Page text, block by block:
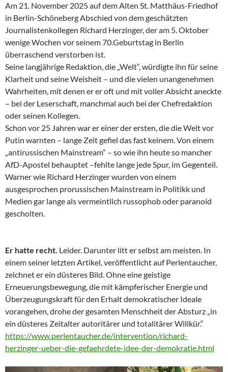
Am 21. November 2025 auf dem Alten St. Matthäus-Friedhof
in Berlin-Schöneberg Abschied von dem geschätzten
Journalistenkollegen Richard Herzinger, der am 5. Oktober
wenige Wochen vor seinem 70.Geburtstag in Berlin
überraschend verstorben ist.
Seine langjährige Redaktion, die „Welt“, würdigte ihn für seine
Klarheit und seine Weisheit – und die vielen unangenehmen
Wahrheiten, mit denen er er oft und mit voller Absicht aneckte
– bei der Leserschaft, manchmal auch bei der Chefredaktion
oder seinen Kollegen.
Schon vor 25 Jahren war er einer der ersten, die die Welt vor
Putin warnten – lange Zeit gefiel das fast keinem. Von einem
„antirussischen Mainstream“ – so wie ihn heute so mancher
AfD-Apostel behauptet –fehlte lange jede Spur, im Gegenteil.
Warner wie Richard Herzinger wurden von einem
ausgesprochen prorussischen Mainstream in Politikk und
Medien gar lange als vermeintlich russophob oder paranoid
gescholten.
Er hatte recht. Leider. Darunter litt er selbst am meisten. In
einem seiner letzten Artikel, veröffentlicht auf Perlentaucher,
zeichnet er ein düsteres Bild. Ohne eine geistige
Erneuerungsbewegung, die mit kämpferischer Energie und
Überzeugungskraft für den Erhalt demokratischer Ideale
vorangehen, drohe der gesamten Menschheit der Absturz „in
ein düsteres Zeitalter autoritärer und totalitärer Willkür.“
https://www.perlentaucher.de/intervention/richard-
herzinger-ueber-die-gefaehrdete-idee-der-demokratie.html